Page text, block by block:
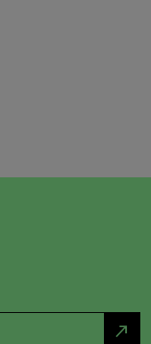
north_east